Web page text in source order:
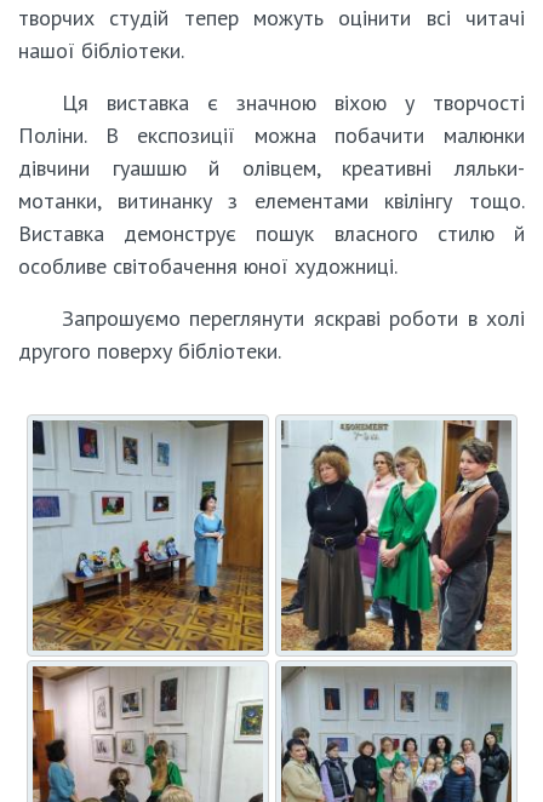
творчих студій тепер можуть оцінити всі читачі
нашої бібліотеки.
Ця виставка є значною віхою у творчості
Поліни. В експозиції можна побачити малюнки
дівчини гуашшю й олівцем, креативні ляльки-
мотанки, витинанку з елементами квілінгу тощо.
Виставка демонструє пошук власного стилю й
особливе світобачення юної художниці.
Запрошуємо переглянути яскраві роботи в холі
другого поверху бібліотеки.